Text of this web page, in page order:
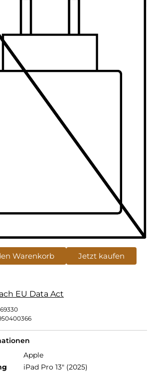
Warenkorb Jetzt kaufen
EU Data Act
Apple
iPad Pro 13" (2025)